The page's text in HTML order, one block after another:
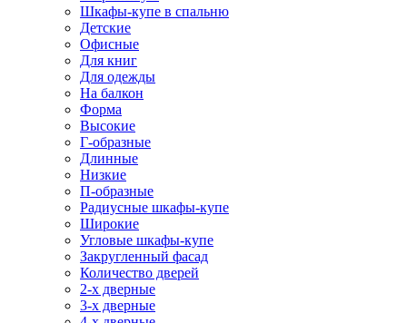
Шкафы-купе в спальню
Детские
Офисные
Для книг
Для одежды
На балкон
Форма
Высокие
Г-образные
Длинные
Низкие
П-образные
Радиусные шкафы-купе
Широкие
Угловые шкафы-купе
Закругленный фасад
Количество дверей
2-х дверные
3-х дверные